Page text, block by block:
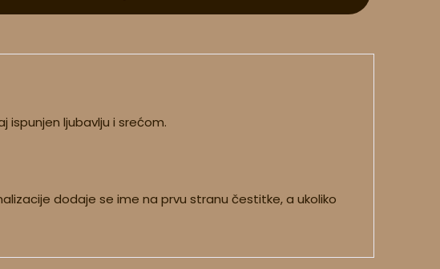
ispunjen ljubavlju i srećom.
dodaje se ime na prvu stranu čestitke, a ukoliko